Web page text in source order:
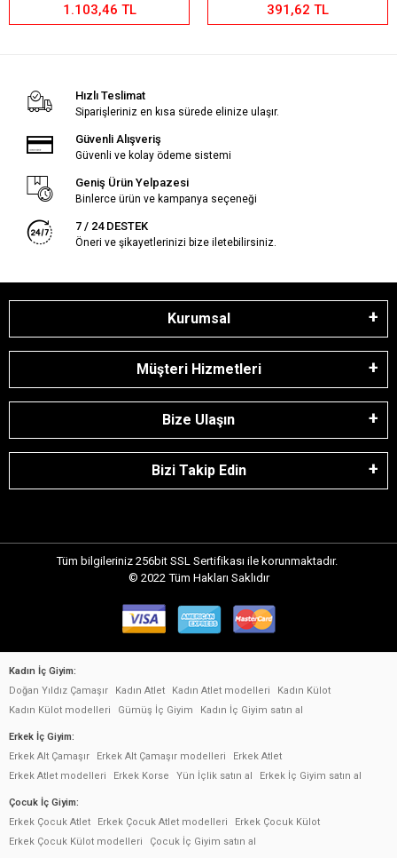
1.103,46 TL 391,62 TL
Hızlı Teslimat
Siparişleriniz en kısa sürede elinize ulaşır.
Güvenli Alışveriş
Güvenli ve kolay ödeme sistemi
Geniş Ürün Yelpazesi
Binlerce ürün ve kampanya seçeneği
7 / 24 DESTEK
Öneri ve şikayetlerinizi bize iletebilirsiniz.
Kurumsal
Müşteri Hizmetleri
Bize Ulaşın
Bizi Takip Edin
Tüm bilgileriniz 256bit SSL Sertifikası ile korunmaktadır.
© 2022 Tüm Hakları Saklıdır
Kadın İç Giyim:
Doğan Yıldız Çamaşır
Kadın Atlet Kadın Atlet modelleri
Kadın Külot
Kadın Külot modelleri
Gümüş İç Giyim Kadın İç Giyim satın al
Erkek İç Giyim:
Erkek Alt Çamaşır
Erkek Alt Çamaşır modelleri
Erkek Atlet
Erkek Atlet modelleri
Erkek Korse Yün İçlik satın al Erkek İç Giyim satın al
Çocuk İç Giyim:
Erkek Çocuk Atlet
Erkek Çocuk Atlet modelleri
Erkek Çocuk Külot
Erkek Çocuk Külot modelleri
Çocuk İç Giyim satın al